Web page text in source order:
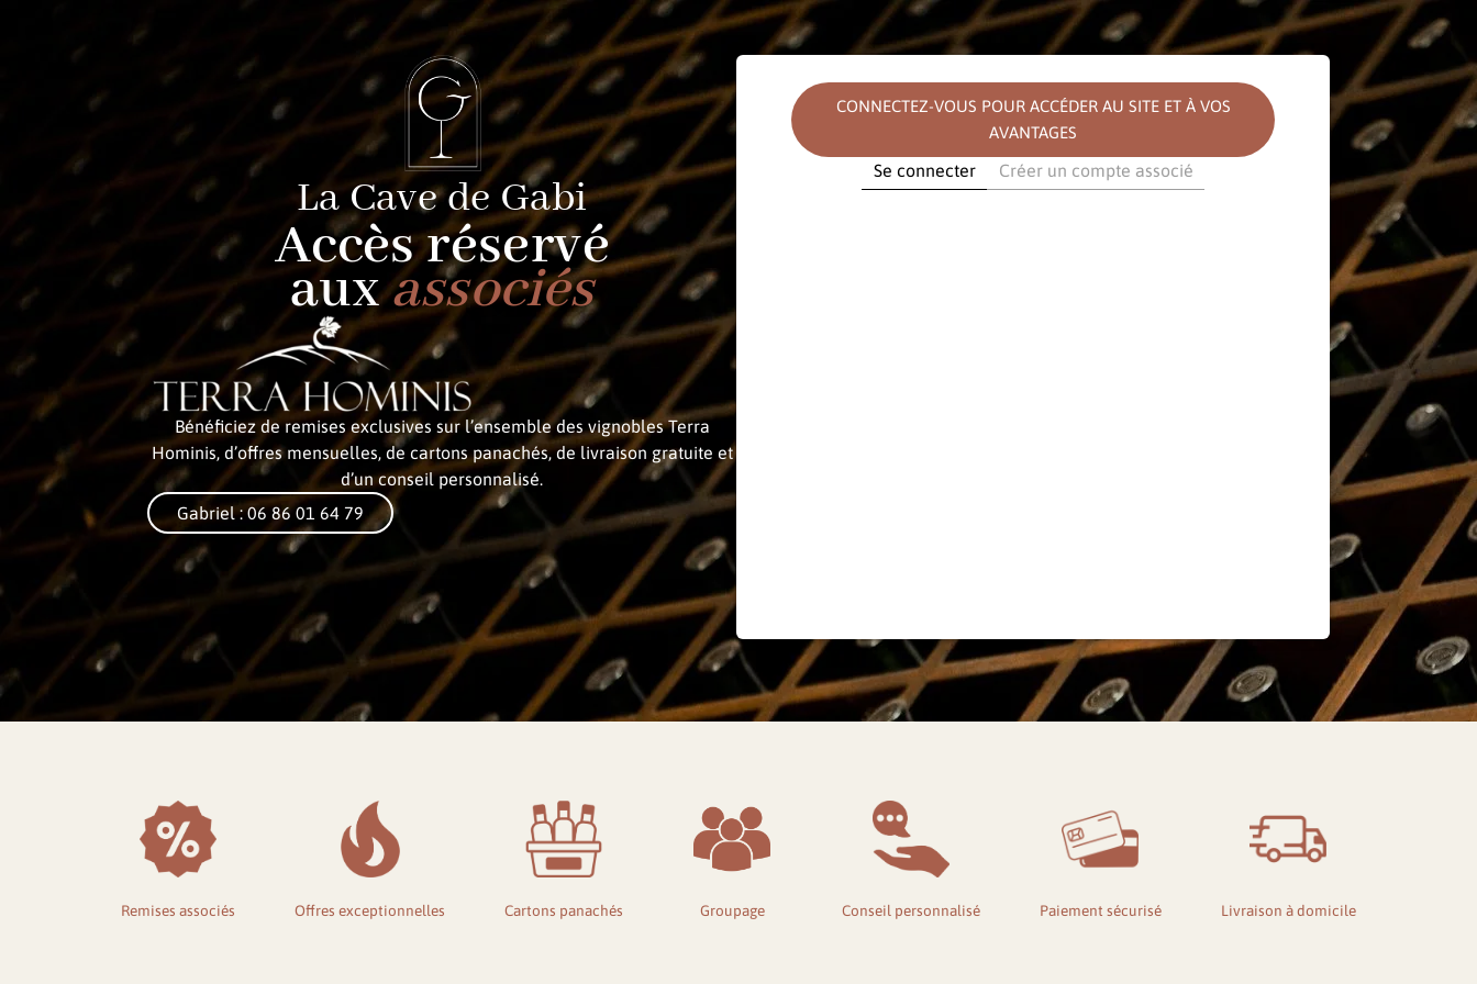
La Cave de Gabi
Accès réservé
auxassociés
Bénéficiez de remises exclusives sur l’ensemble des vignobles Terra
Hominis, d’offres mensuelles, de cartons panachés, de livraison gratuite et
d’un conseil personnalisé.
Gabriel : 06 86 01 64 79
CONNECTEZ-VOUS POUR ACCÉDER AU SITE ET À VOS
AVANTAGES
Se connecter Créer un compte associé
Remises associés Offres exceptionnelles Cartons panachés Groupage Conseil personnalisé Paiement sécurisé Livraison à domicile